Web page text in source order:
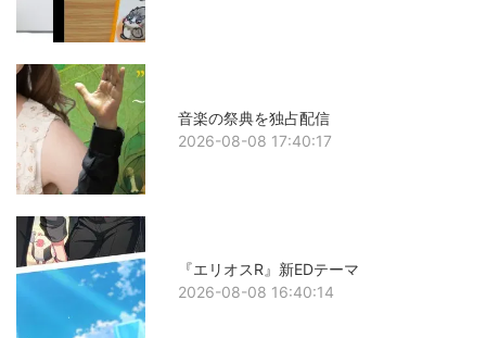
音楽の祭典を独占配信
2026-08-08 17:40:17
『エリオスR』新EDテーマ
2026-08-08 16:40:14